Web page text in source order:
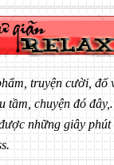
truyện cười, đố
tầm, chuyện đó
những giây phút